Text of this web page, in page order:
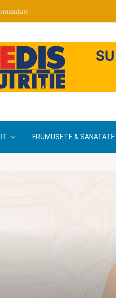
FRUMUSETE & SANATATE